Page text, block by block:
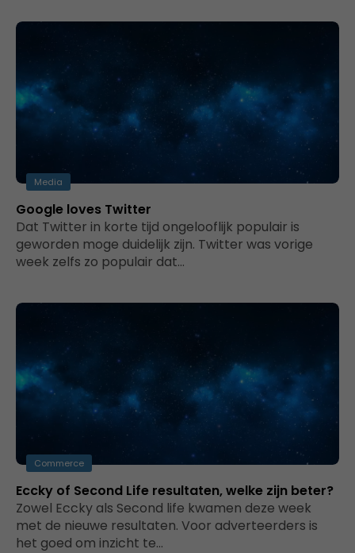
Media
Google loves Twitter
Dat Twitter in korte tijd ongelooflijk populair is
geworden moge duidelijk zijn. Twitter was vorige
week zelfs zo populair dat…
Commerce
Eccky of Second Life resultaten, welke zijn beter?
Zowel Eccky als Second life kwamen deze week
met de nieuwe resultaten. Voor adverteerders is
het goed om inzicht te…